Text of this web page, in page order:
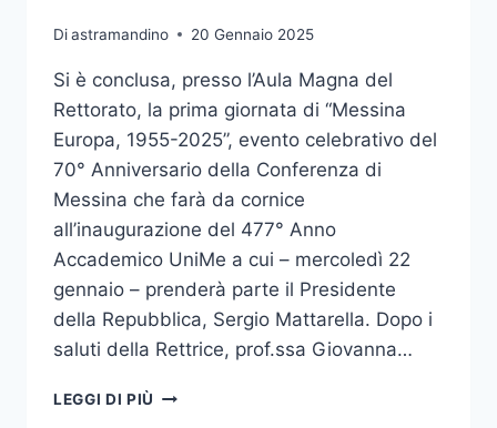
Diastramandino 20 Gennaio 2025
Si è conclusa, presso l’Aula Magna del
Rettorato, la prima giornata di “Messina
Europa, 1955-2025”, evento celebrativo del
70° Anniversario della Conferenza di
Messina che farà da cornice
all’inaugurazione del 477° Anno
Accademico UniMe a cui – mercoledì 22
gennaio – prenderà parte il Presidente
della Repubblica, Sergio Mattarella. Dopo i
saluti della Rettrice, prof.ssa Giovanna…
LEGGI DI PIÙ “MESSINA